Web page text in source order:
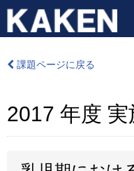
課題ページに戻る
2017 年度